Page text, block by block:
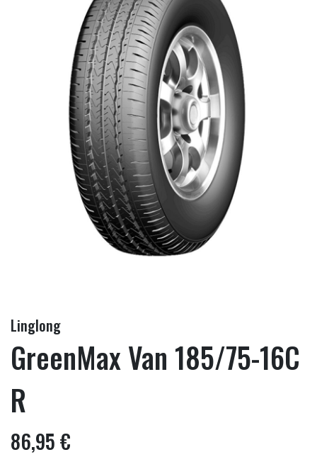
Linglong
GreenMax Van 185/75-16C
R
86,95 €